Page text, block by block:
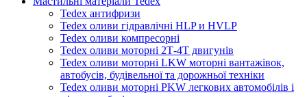
Tedex антифризи
Tedex оливи гідравлічні HLP и HVLP
Tedex оливи компресорні
Tedex оливи моторні 2Т-4Т двигунів
Tedex оливи моторні LKW моторні вантажівок,
автобусів, будівельної та дорожньої техніки
Tedex оливи моторні PKW легкових автомобілів і